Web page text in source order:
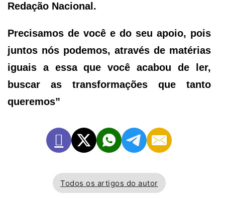
Redação Nacional.
Precisamos de você e do seu apoio, pois
juntos nós podemos, através de matérias
iguais a essa que você acabou de ler,
buscar as transformações que tanto
queremos”
Todos os artigos do autor